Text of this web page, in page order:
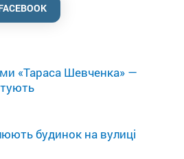
«Тараса Шевченка» —
будинок на вулиці